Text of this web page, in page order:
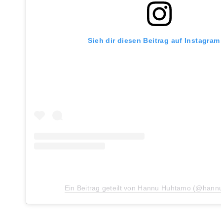
Sieh dir diesen Beitrag auf Instagram
Ein Beitrag geteilt von Hannu Huhtamo